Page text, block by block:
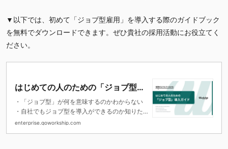
▼以下では、初めて「ジョブ型雇用」を導入する際のガイドブック
を無料でダウンロードできます。ぜひ貴社の採用活動にお役立てく
ださい。
はじめての人のための「ジョブ型」
導入ガイド
・「ジョブ型」が何を意味するのかわからない
・自社でもジョブ型を導入ができるのか知りた
い
enterprise.goworkship.com